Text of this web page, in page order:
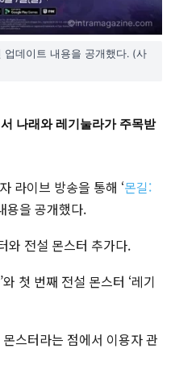
업데이트 내용을 공개했다. (사
나래와 레기눌라가 주목받
라이브 방송을 통해 ‘몬길:
용을 공개했다.
와 전설 몬스터 추가다.
첫 번째 전설 몬스터 ‘레기
스터라는 점에서 이용자 관